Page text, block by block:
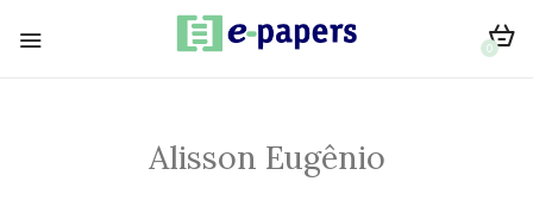
0
Alisson Eugênio